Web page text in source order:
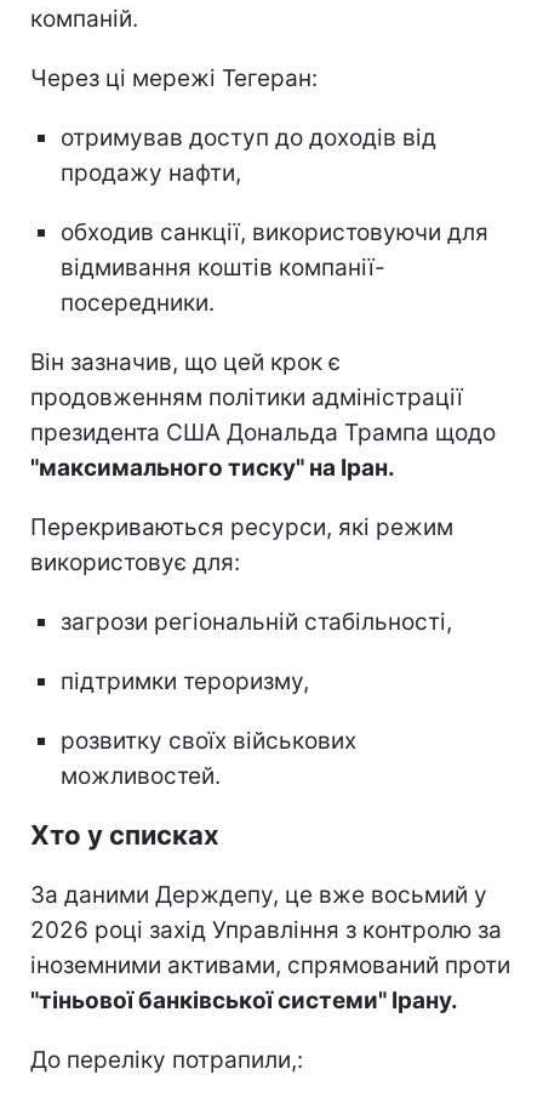
компаній.
Через ці мережі Тегеран:
отримував доступ до доходів від
продажу нафти,
обходив санкції, використовуючи для
відмивання коштів компанії-
посередники.
Він зазначив, що цей крок є
продовженням політики адміністрації
президента США Дональда Трампа щодо
"максимального тиску" на Іран.
Перекриваються ресурси, які режим
використовує для:
загрози регіональній стабільності,
підтримки тероризму,
розвитку своїх військових
можливостей.
Хто у списках
За даними Держдепу, це вже восьмий у
2026 році захід Управління з контролю за
іноземними активами, спрямований проти
"тіньової банківської системи" Ірану.
До переліку потрапили,: